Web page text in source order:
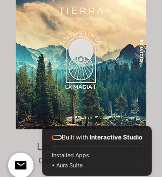
Los Templos de la Magia I
Comenzá hoy
Built with Interactive Studio
Installed Apps:
• Aura Suite